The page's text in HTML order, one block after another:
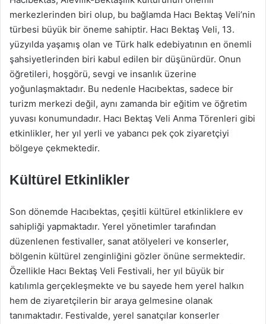
merkezlerinden biri olup, bu bağlamda Hacı Bektaş Veli’nin
türbesi büyük bir öneme sahiptir. Hacı Bektaş Veli, 13.
yüzyılda yaşamış olan ve Türk halk edebiyatının en önemli
şahsiyetlerinden biri kabul edilen bir düşünürdür. Onun
öğretileri, hoşgörü, sevgi ve insanlık üzerine
yoğunlaşmaktadır. Bu nedenle Hacıbektas, sadece bir
turizm merkezi değil, aynı zamanda bir eğitim ve öğretim
yuvası konumundadır. Hacı Bektaş Veli Anma Törenleri gibi
etkinlikler, her yıl yerli ve yabancı pek çok ziyaretçiyi
bölgeye çekmektedir.
Kültürel Etkinlikler
Son dönemde Hacıbektas, çeşitli kültürel etkinliklere ev
sahipliği yapmaktadır. Yerel yönetimler tarafından
düzenlenen festivaller, sanat atölyeleri ve konserler,
bölgenin kültürel zenginliğini gözler önüne sermektedir.
Özellikle Hacı Bektaş Veli Festivali, her yıl büyük bir
katılımla gerçekleşmekte ve bu sayede hem yerel halkın
hem de ziyaretçilerin bir araya gelmesine olanak
tanımaktadır. Festivalde, yerel sanatçılar konserler